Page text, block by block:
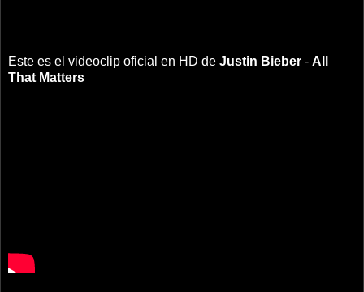
Este es el videoclip oficial en HD de Justin Bieber - All
That Matters